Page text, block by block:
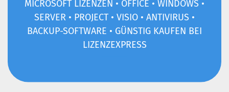
MICROSOFT LIZENZEN • OFFICE • WINDOWS •
SERVER • PROJECT • VISIO • ANTIVIRUS •
BACKUP-SOFTWARE • GÜNSTIG KAUFEN BEI
LIZENZEXPRESS